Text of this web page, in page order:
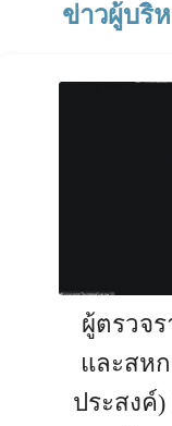
ข่าวผู้บริ
ผู้ตรวจ
และสห
ประสงค์